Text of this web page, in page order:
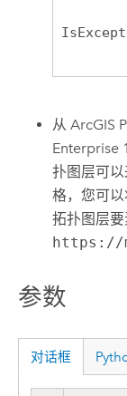
从ArcGIS
Enterprise
扑图层可
格，您可
拓扑图层
https://
参数
对话框